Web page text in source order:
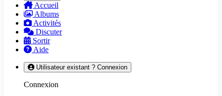
Accueil
Albums
Activités
Discuter
Sortir
Aide
Utilisateur existant ? Connexion
Connexion